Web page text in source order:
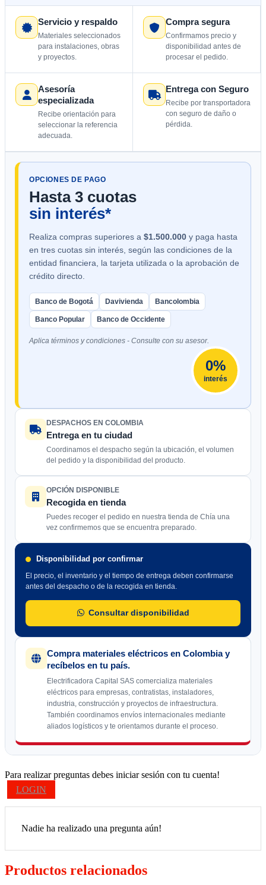
Servicio y respaldo
Materiales seleccionados
para instalaciones, obras
y proyectos.
Compra segura
Confirmamos precio y
disponibilidad antes de
procesar el pedido.
Asesoría
especializada
Recibe orientación para
seleccionar la referencia
adecuada.
Entrega con Seguro
Recibe por transportadora
con seguro de daño o
pérdida.
OPCIONES DE PAGO
Hasta 3 cuotas
sin interés*
Realiza compras superiores a $1.500.000 y paga hasta
en tres cuotas sin interés, según las condiciones de la
entidad financiera, la tarjeta utilizada o la aprobación de
crédito directo.
Banco de Bogotá Davivienda Bancolombia
Banco Popular Banco de Occidente
Aplica términos y condiciones - Consulte con su asesor.
0%
interés
DESPACHOS EN COLOMBIA
Entrega en tu ciudad
Coordinamos el despacho según la ubicación, el volumen
del pedido y la disponibilidad del producto.
OPCIÓN DISPONIBLE
Recogida en tienda
Puedes recoger el pedido en nuestra tienda de Chía una
vez confirmemos que se encuentra preparado.
Disponibilidad por confirmar
El precio, el inventario y el tiempo de entrega deben confirmarse
antes del despacho o de la recogida en tienda.
Consultar disponibilidad
Compra materiales eléctricos en Colombia y
recíbelos en tu país.
Electrificadora Capital SAS comercializa materiales
eléctricos para empresas, contratistas, instaladores,
industria, construcción y proyectos de infraestructura.
También coordinamos envíos internacionales mediante
aliados logísticos y te orientamos durante el proceso.
Para realizar preguntas debes iniciar sesión con tu cuenta!
LOGIN
Nadie ha realizado una pregunta aún!
Productos relacionados